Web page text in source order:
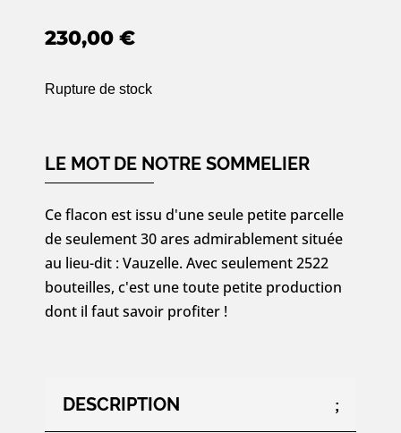
230,00 €
Rupture de stock
LE MOT DE NOTRE SOMMELIER
Ce flacon est issu d'une seule petite parcelle
de seulement 30 ares admirablement située
au lieu-dit : Vauzelle. Avec seulement 2522
bouteilles, c'est une toute petite production
dont il faut savoir profiter !
DESCRIPTION